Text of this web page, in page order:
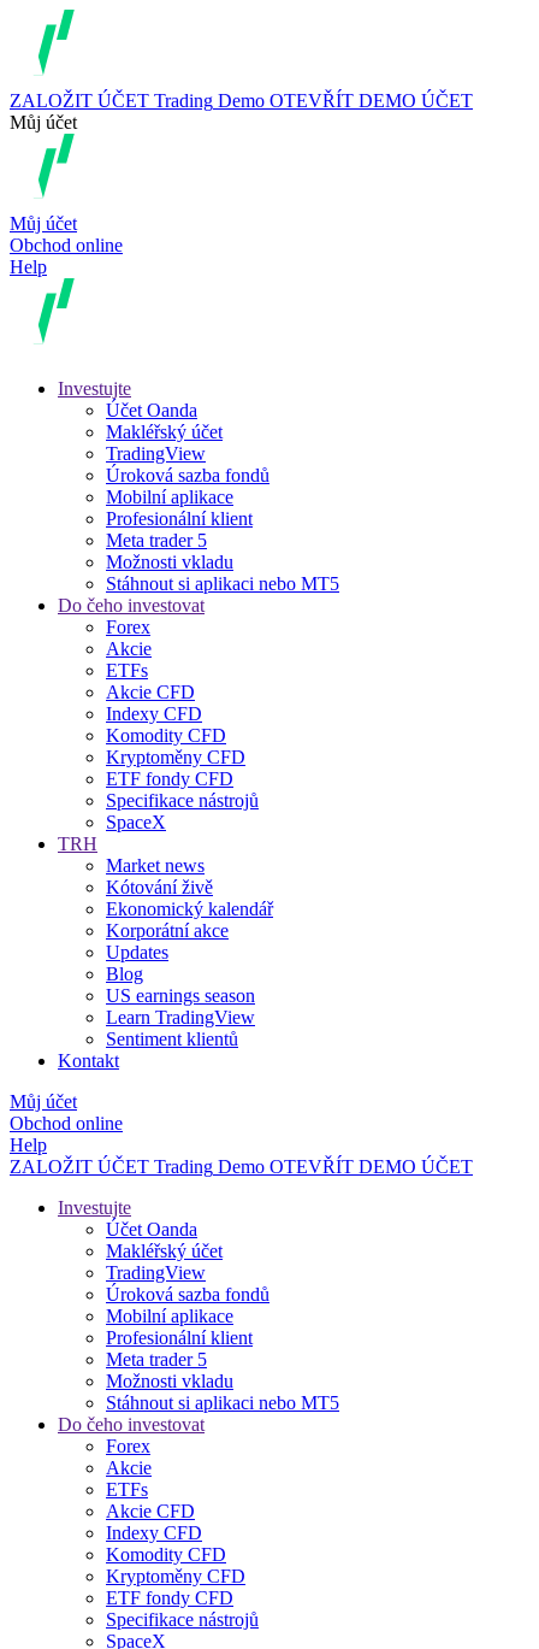
ZALOŽIT ÚČET Trading Demo OTEVŘÍT DEMO ÚČET
Můj účet
Můj účet
Obchod online
Help
Investujte
Účet Oanda
Makléřský účet
TradingView
Úroková sazba fondů
Mobilní aplikace
Profesionální klient
Meta trader 5
Možnosti vkladu
Stáhnout si aplikaci nebo MT5
Do čeho investovat
Forex
Akcie
ETFs
Akcie CFD
Indexy CFD
Komodity CFD
Kryptoměny CFD
ETF fondy CFD
Specifikace nástrojů
SpaceX
TRH
Market news
Kótování živě
Ekonomický kalendář
Korporátní akce
Updates
Blog
US earnings season
Learn TradingView
Sentiment klientů
Kontakt
Můj účet
Obchod online
Help
ZALOŽIT ÚČET Trading Demo OTEVŘÍT DEMO ÚČET
Investujte
Účet Oanda
Makléřský účet
TradingView
Úroková sazba fondů
Mobilní aplikace
Profesionální klient
Meta trader 5
Možnosti vkladu
Stáhnout si aplikaci nebo MT5
Do čeho investovat
Forex
Akcie
ETFs
Akcie CFD
Indexy CFD
Komodity CFD
Kryptoměny CFD
ETF fondy CFD
Specifikace nástrojů
SpaceX